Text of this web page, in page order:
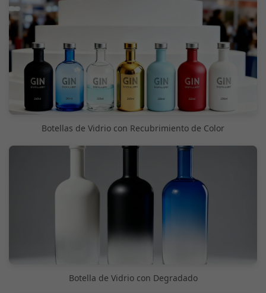
Botellas de Vidrio con Recubrimiento de Color
Botella de Vidrio con Degradado